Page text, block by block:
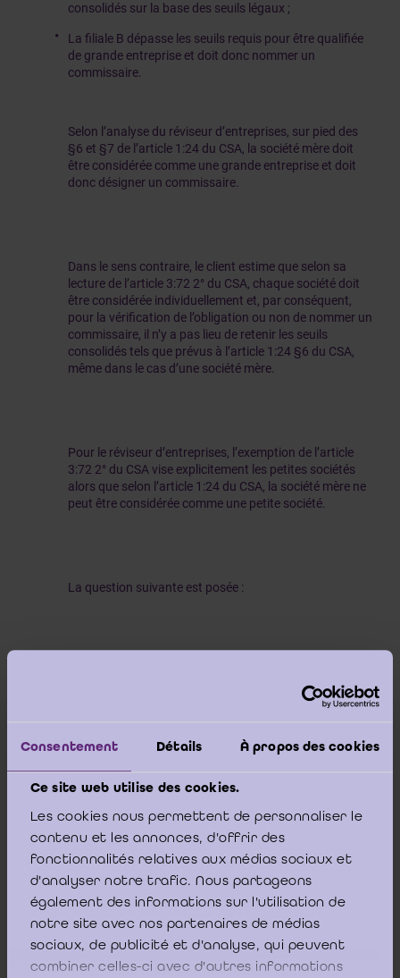
Consentement Détails À propos des cookies
Ce site web utilise des cookies.
Les cookies nous permettent de personnaliser le
contenu et les annonces, d'offrir des
fonctionnalités relatives aux médias sociaux et
d'analyser notre trafic. Nous partageons
également des informations sur l'utilisation de
notre site avec nos partenaires de médias
sociaux, de publicité et d'analyse, qui peuvent
combiner celles-ci avec d'autres informations
consolidés sur la base des seuils légaux ;
La filiale B dépasse les seuils requis pour être qualifiée
de grande entreprise et doit donc nommer un
commissaire.
Selon l’analyse du réviseur d’entreprises, sur pied des
§6 et §7 de l’article 1:24 du CSA, la société mère doit
être considérée comme une grande entreprise et doit
donc désigner un commissaire.
Dans le sens contraire, le client estime que selon sa
lecture de l’article 3:72 2° du CSA, chaque société doit
être considérée individuellement et, par conséquent,
pour la vérification de l’obligation ou non de nommer un
commissaire, il n’y a pas lieu de retenir les seuils
consolidés tels que prévus à l’article 1:24 §6 du CSA,
même dans le cas d’une société mère.
Pour le réviseur d’entreprises, l’exemption de l’article
3:72 2° du CSA vise explicitement les petites sociétés
alors que selon l’article 1:24 du CSA, la société mère ne
peut être considérée comme une petite société.
La question suivante est posée :
ci revêt une importance déterminante, non seulement
quant à la question de savoir si la société mère visée
aussi, par corollaire, dans le cas négatif, si un réviseur
d’entreprises non commissaire peut accepter
d’intervenir dans le cadre d’une mission légale
ponctuelle réservée par le CSA au commissaire.
Il a été pris connaissance de l’avis ICCI du 21 décembre
2021, lequel traite d’une situation étroitement analogue
au cas soumis. Cependant, aucune réponse claire et
non équivoque n’a été trouvée dans la conclusion de
l’avis concerné quant à la question de savoir si la
société mère d’un petit groupe doit désigner un